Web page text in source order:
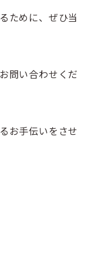
ために、ぜひ当
問い合わせくだ
お手伝いをさせ